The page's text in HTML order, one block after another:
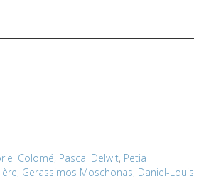
Colomé, Pascal Delwit, Petia
, Gerassimos Moschonas, Daniel-Louis